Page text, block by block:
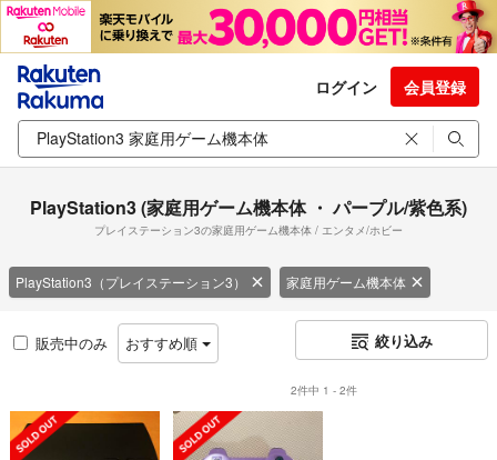
ログイン 会員登録
PlayStation3 (家庭用ゲーム機本体 ・ パープル/紫色系)
プレイステーション3の家庭用ゲーム機本体 / エンタメ/ホビー
PlayStation3（プレイステーション3） 家庭用ゲーム機本体
販売中のみ おすすめ順 絞り込み
2件中 1 - 2件